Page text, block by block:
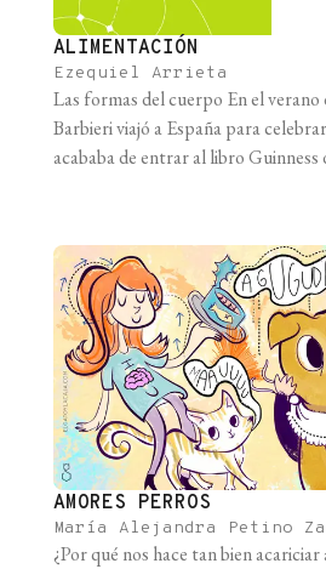
ALIMENTACIÓN
Ezequiel Arrieta
Las formas del cuerpo En el verano
Barbieri viajó a España para
acababa de entrar al libro
sol del mar [...]
AMORES PERROS
​María Alejandra Petino
¿Por qué nos hace tan bien